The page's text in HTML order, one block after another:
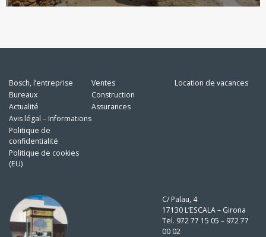
Bosch, l’entreprise
Bureaux
Actualité
Avis légal – Informations
Politique de
confidentialité
Politique de cookies
(EU)
Ventes
Construction
Assurances
Location de vacances
C/ Palau, 4
17130 L’ESCALA – Girona
Tel. 972 77 15 05 – 972 77
00 02